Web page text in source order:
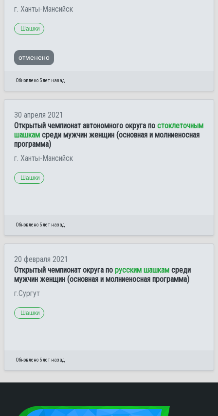
г. Ханты-Мансийск
Шашки
отменено
Обновлено 5 лет назад
30 апреля 2021
Открытый чемпионат автономного округа по стоклеточным
шашкам среди мужчин женщин (основная и молниеносная
программа)
г. Ханты-Мансийск
Шашки
Обновлено 5 лет назад
20 февраля 2021
Открытый чемпионат округа по русским шашкам среди
мужчин женщин (основная и молниеносная программа)
г.Сургут
Шашки
Обновлено 5 лет назад